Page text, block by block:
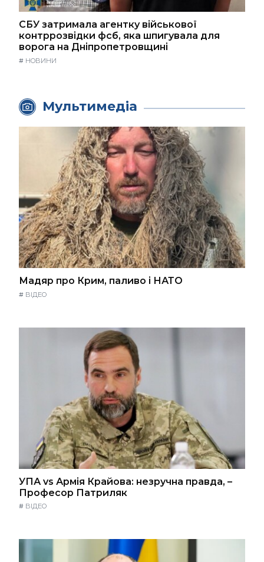
СБУ затримала агентку військової
контррозвідки фсб, яка шпигувала для
ворога на Дніпропетровщині
# НОВИНИ
Мультимедіа
Мадяр про Крим, паливо і НАТО
# ВІДЕО
УПА vs Армія Крайова: незручна правда, –
Професор Патриляк
# ВІДЕО